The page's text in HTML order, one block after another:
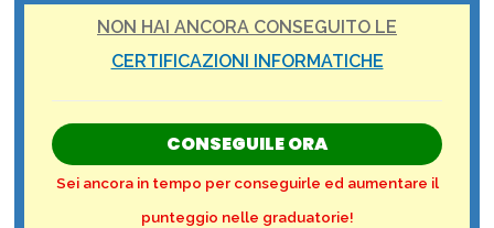
NON HAI ANCORA CONSEGUITO LE
CERTIFICAZIONI INFORMATICHE
CONSEGUILE ORA
Sei ancora in tempo per conseguirle ed aumentare il
punteggio nelle graduatorie!